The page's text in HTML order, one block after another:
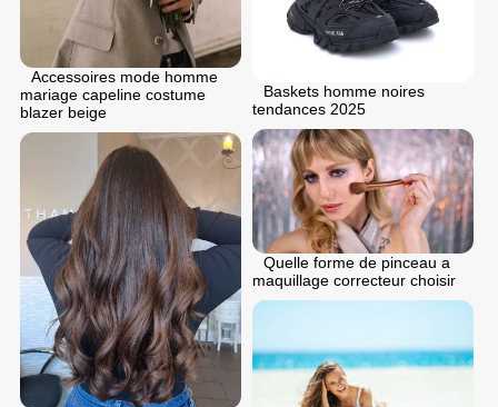
Accessoires mode homme
mariage capeline costume
blazer beige
Baskets homme noires
tendances 2025
Quelle forme de pinceau a
maquillage correcteur choisir